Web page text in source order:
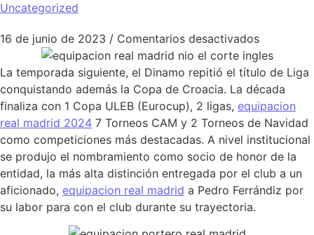
Uncategorized
16 de junio de 2023 / Comentarios desactivadosen
La temporada siguiente, el Dinamo repitió el título de Liga
conquistando además la Copa de Croacia. La década
finaliza con 1 Copa ULEB (Eurocup), 2 ligas, equipacion
real madrid 2024 7 Torneos CAM y 2 Torneos de Navidad
como competiciones más destacadas. A nivel institucional
se produjo el nombramiento como socio de honor de la
entidad, la más alta distinción entregada por el club a un
aficionado, equipacion real madrid a Pedro Ferrándiz por
su labor para con el club durante su trayectoria.